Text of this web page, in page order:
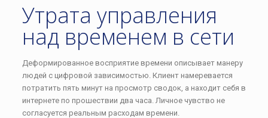
Утрата управления
над временем в сети
Деформированное восприятие времени описывает манеру
людей с цифровой зависимостью. Клиент намеревается
потратить пять минут на просмотр сводок, а находит себя в
интернете по прошествии два часа. Личное чувство не
согласуется реальным расходам времени.